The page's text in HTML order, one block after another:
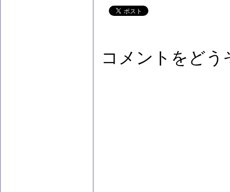
コメントをどう